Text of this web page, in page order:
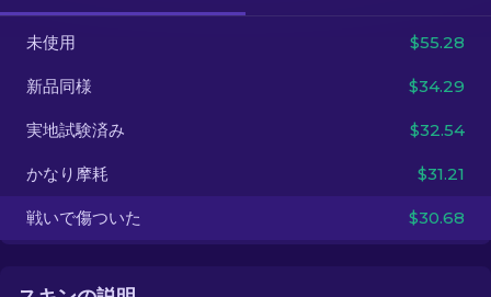
その他
JA
未使用 $55.28
新品同様 $34.29
実地試験済み $32.54
かなり摩耗 $31.21
戦いで傷ついた $30.68